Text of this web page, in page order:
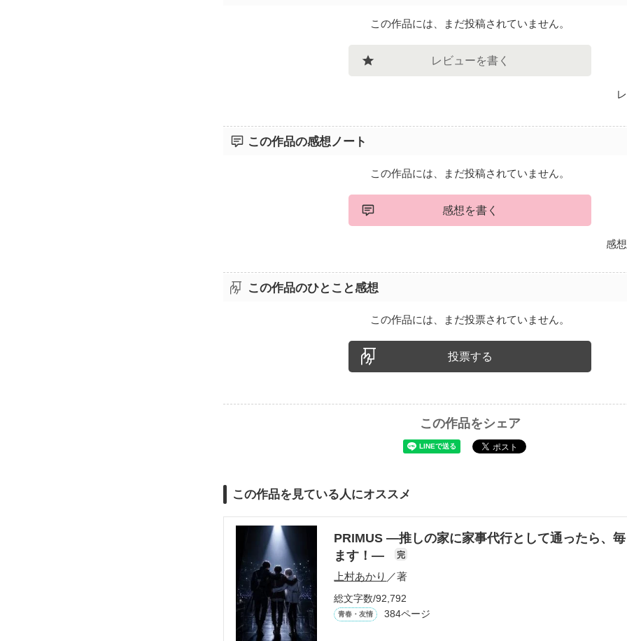
この作品には、まだ投稿されていません。
レビューを書く
この作品の感想ノート
この作品には、まだ投稿されていません。
感想を書く
感
この作品のひとこと感想
この作品には、まだ投票されていません。
投票する
この作品をシェア
この作品を見ている人にオススメ
PRIMUS ―推しの家に家事代行として通ったら、
ます！―
完
上村あかり ／著
総文字数/92,792
青春・友情 384ページ